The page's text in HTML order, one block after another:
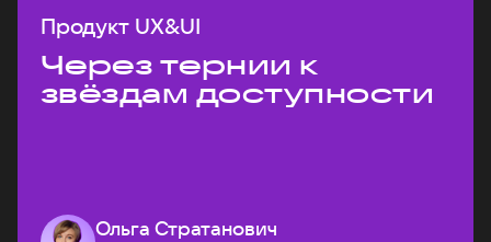
Продукт UX&UI
Через тернии к
звёздам доступности
Ольга Стратанович